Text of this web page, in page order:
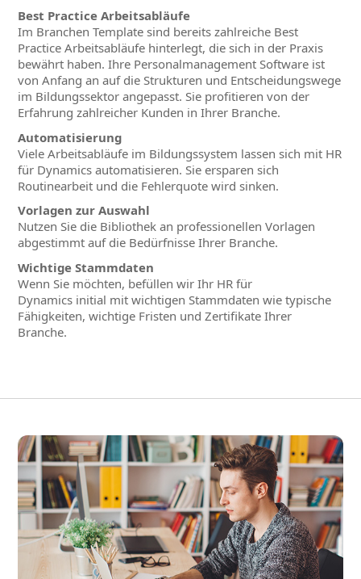
Best Practice Arbeitsabläufe
Im Branchen Template sind bereits zahlreiche Best
Practice Arbeitsabläufe hinterlegt, die sich in der Praxis
bewährt haben. Ihre Personalmanagement Software ist
von Anfang an auf die Strukturen und Entscheidungswege
im Bildungssektor angepasst. Sie profitieren von der
Erfahrung zahlreicher Kunden in Ihrer Branche.
Automatisierung
Viele Arbeitsabläufe im Bildungssystem lassen sich mit HR
für Dynamics automatisieren. Sie ersparen sich
Routinearbeit und die Fehlerquote wird sinken.
Vorlagen zur Auswahl
Nutzen Sie die Bibliothek an professionellen Vorlagen
abgestimmt auf die Bedürfnisse Ihrer Branche.
Wichtige Stammdaten
Wenn Sie möchten, befüllen wir Ihr HR für
Dynamics initial mit wichtigen Stammdaten wie typische
Fähigkeiten, wichtige Fristen und Zertifikate Ihrer
Branche.